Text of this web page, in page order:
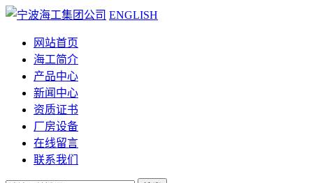
ENGLISH
网站首页
海工简介
产品中心
新闻中心
资质证书
厂房设备
在线留言
联系我们